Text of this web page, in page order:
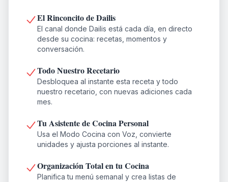
El Rinconcito de Dailis
El canal donde Dailis está cada día, en directo
desde su cocina: recetas, momentos y
conversación.
Todo Nuestro Recetario
Desbloquea al instante esta receta y todo
nuestro recetario, con nuevas adiciones cada
mes.
Tu Asistente de Cocina Personal
Usa el Modo Cocina con Voz, convierte
unidades y ajusta porciones al instante.
Organización Total en tu Cocina
Planifica tu menú semanal y crea listas de